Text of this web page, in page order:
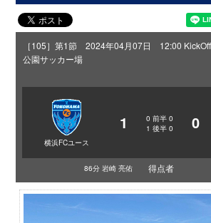
［105］第1節 2024年04月07日 12:00 KickOff
公園サッカー場
横浜FCユース
1 0 前半 0
1 後半 0 0
86分 岩崎 亮佑 得点者